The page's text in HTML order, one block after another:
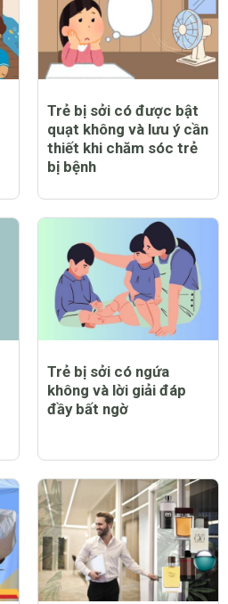
Trẻ bị sởi có được bật
quạt không và lưu ý cần
thiết khi chăm sóc trẻ
bị bệnh
Trẻ bị sởi có ngứa
không và lời giải đáp
đầy bất ngờ